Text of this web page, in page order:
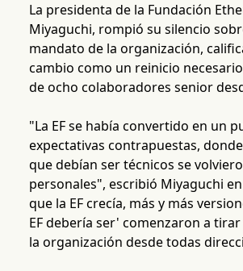
La presidenta de la Fundación
Miyaguchi, rompió su silencio
mandato de la organización,
cambio como un reinicio
de ocho colaboradores senior
"La EF se había convertido en un
expectativas contrapuestas,
que debían ser técnicos se
personales", escribió Miyaguchi
que la EF crecía, más y más
EF debería ser' comenzaron a
la organización desde todas